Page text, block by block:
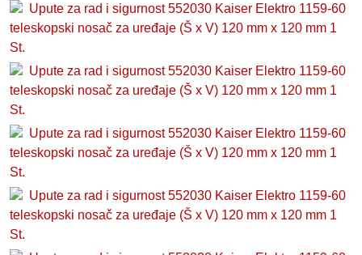
Upute za rad i sigurnost 552030 Kaiser Elektro 1159-60
teleskopski nosač za uređaje (Š x V) 120 mm x 120 mm 1
St.
Upute za rad i sigurnost 552030 Kaiser Elektro 1159-60
teleskopski nosač za uređaje (Š x V) 120 mm x 120 mm 1
St.
Upute za rad i sigurnost 552030 Kaiser Elektro 1159-60
teleskopski nosač za uređaje (Š x V) 120 mm x 120 mm 1
St.
Upute za rad i sigurnost 552030 Kaiser Elektro 1159-60
teleskopski nosač za uređaje (Š x V) 120 mm x 120 mm 1
St.